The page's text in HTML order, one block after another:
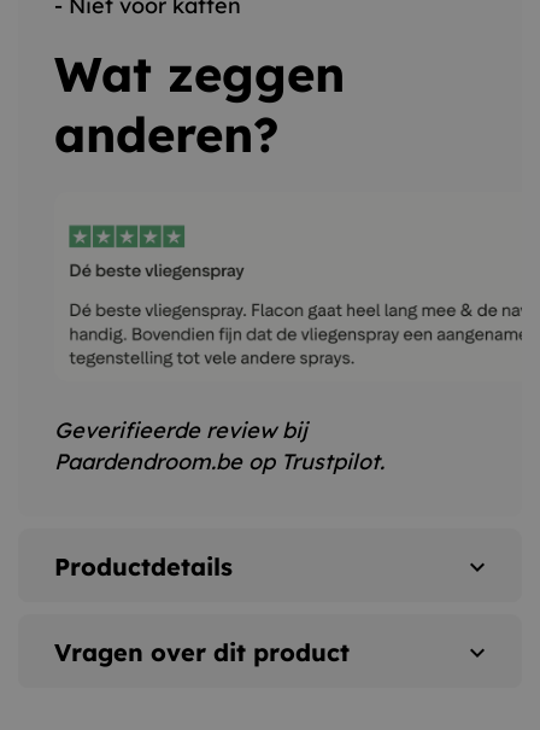
Wat zeggen
anderen?
Geverifieerde review bij
Paardendroom.be op Trustpilot.
expand_more
Productdetails
expand_more
Vragen over dit product